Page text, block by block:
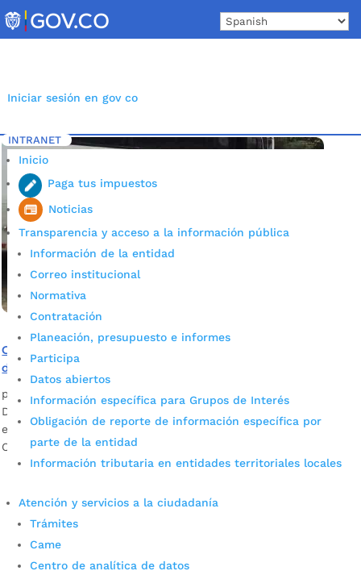
to
content
Iniciar sesión en gov co
INTRANET
Inicio
Paga tus impuestos
Noticias
Transparencia y acceso a la información pública
Información de la entidad
Correo institucional
Normativa
Contratación
Planeación, presupuesto e informes
Participa
Datos abiertos
Información específica para Grupos de Interés
Obligación de reporte de información específica por
parte de la entidad
Información tributaria en entidades territoriales locales
Atención y servicios a la ciudadanía
Trámites
Came
Centro de analítica de datos
Inicio 5 Etiqueta: Transporte escolar colegio claveriano
Con transporte escolar, Colegio Claveriano evitó
deserción de estudiantes
por Edgar Augusto Sánchez Ago 8, 2023 |Noticias
Desde junio de este año, el transporte escolar beneficia a 70
estudiantes que habitan en sectores apartados al Colegio
Claveriano.